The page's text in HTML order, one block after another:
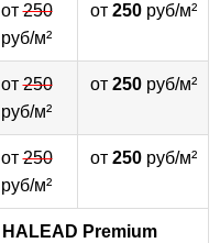
от250
руб/м²
от 250руб/м²
от250
руб/м²
от 250руб/м²
от250
руб/м²
от 250руб/м²
HALEAD Premium